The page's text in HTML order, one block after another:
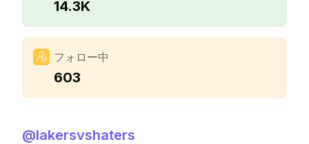
14.3K
フォロー中
603
@lakersvshaters